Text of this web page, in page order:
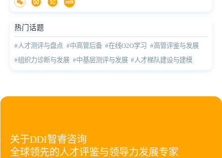
热门话题
#人才测评与盘点 #中高管后备 #在线O2O学习 #高管评鉴与发展
#组织力诊断与发展 #中基层测评与发展 #人才梯队建设与建模
关于DDI智睿咨询
全球领先的人才评鉴与领导力发展专家